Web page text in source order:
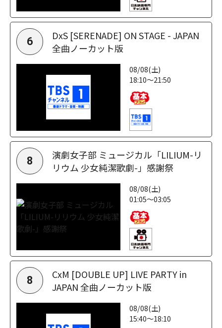
6
DxS [SERENADE] ON STAGE - JAPAN
全曲ノーカット版
08/08(土)
18:10～21:50
8
演劇女子部 ミュージカル「LILIUM-リ
リウム 少女純潔歌劇-」感謝祭
08/08(土)
01:05～03:05
8
CxM [DOUBLE UP] LIVE PARTY in
JAPAN 全曲ノーカット版
08/08(土)
15:40～18:10